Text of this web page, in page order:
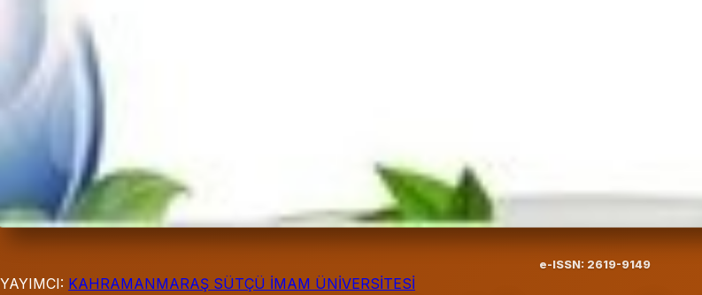
e-ISSN: 2619-9149
YAYIMCI: KAHRAMANMARAŞ SÜTÇÜ İMAM ÜNİVERSİTESİ